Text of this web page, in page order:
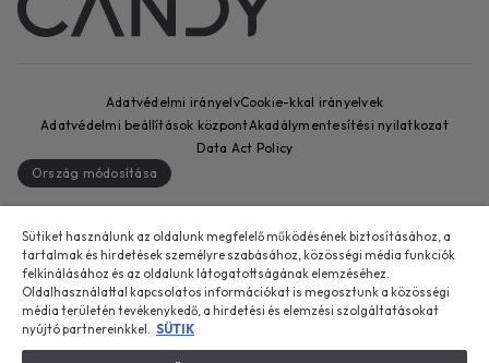
SZÉKHELY: Via Comolli, 57 – 20861 Brugherio (MB) – Olaszország –
BEJEGYZETT TELEPHELYEK: Via Privata Eden Fumagalli snc – 20861
Brugherio (MB) és Via Trento n. 20/A-22 – 20871 Vimercate (MB) –
Olaszország – tel.: +39-039-2086-1 – fax: +39-039-2086-237 –
jegyzett tőke: 35 000 000 00 € teljes egészében befizetve – a
Adatvédelmi irányelvCookie-kkal irányelvek
Adatvédelmi beállítások központAkadálymentesítési nyilatkozat
Data Act Policy
Ország módosítása
Sütiket használunk az oldalunk megfelelő működésének biztosításához, a
tartalmak és hirdetések személyre szabásához, közösségi média funkciók
felkínálásához és az oldalunk látogatottságának elemzéséhez.
Oldalhasználattal kapcsolatos információkat is megosztunk a közösségi
média területén tevékenykedő, a hirdetési és elemzési szolgáltatásokat
nyújtó partnereinkkel. SÜTIK